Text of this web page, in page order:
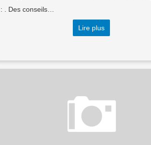
: . Des conseils…
Lire plus